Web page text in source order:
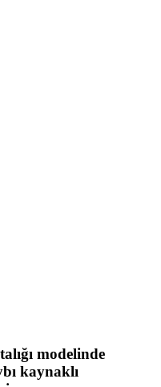
modelinde
kaynaklı